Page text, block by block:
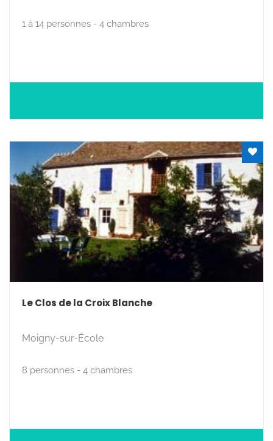
1 à 14 personnes - 4 chambres
Le Clos de la Croix Blanche
Moigny-sur-École
8 personnes - 4 chambres